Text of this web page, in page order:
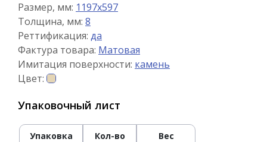
Размер, мм: 1197x597
Толщина, мм: 8
Реттификация: да
Фактура товара: Матовая
Имитация поверхности: камень
Цвет:
Упаковочный лист
Упаковка Кол-во Вес